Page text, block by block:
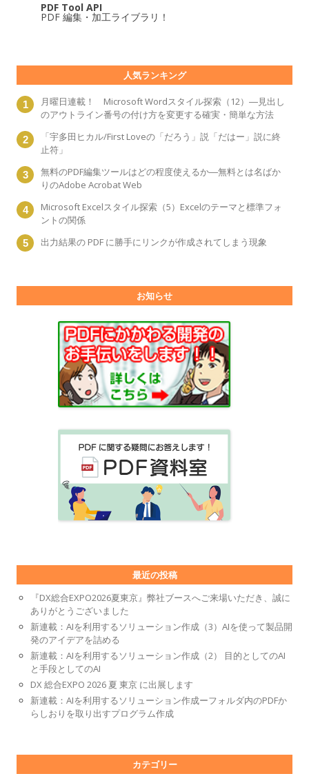
PDF Tool API
PDF 編集・加工ライブラリ！
人気ランキング
月曜日連載！ Microsoft Wordスタイル探索（12）―見出し
のアウトライン番号の付け方を変更する確実・簡単な方法
「宇多田ヒカル/First Loveの「だろう」説「だはー」説に終
止符」
無料のPDF編集ツールはどの程度使えるか―無料とは名ばか
りのAdobe Acrobat Web
Microsoft Excelスタイル探索（5）Excelのテーマと標準フォ
ントの関係
出力結果の PDF に勝手にリンクが作成されてしまう現象
お知らせ
最近の投稿
『DX総合EXPO2026夏東京』弊社ブースへご来場いただき、誠に
ありがとうございました
新連載：AIを利用するソリューション作成（3）AIを使って製品開
発のアイデアを詰める
新連載：AIを利用するソリューション作成（2） 目的としてのAI
と手段としてのAI
DX 総合EXPO 2026 夏 東京 に出展します
新連載：AIを利用するソリューション作成ーフォルダ内のPDFか
らしおりを取り出すプログラム作成
カテゴリー